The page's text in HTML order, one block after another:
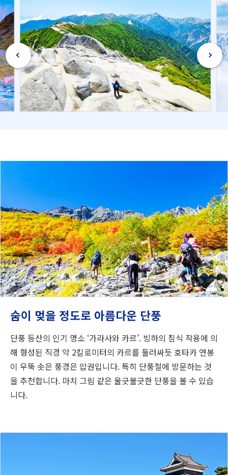
숨이 멎을 정도로 아름다운 단풍
단풍 등산의 인기 명소 ‘가라사와 카르’. 빙하의 침식 작용에 의
해 형성된 직경 약 2킬로미터의 카르를 둘러싸듯 호타카 연봉
이 우뚝 솟은 풍경은 압권입니다. 특히 단풍철에 방문하는 것
을 추천합니다. 마치 그림 같은 울긋불긋한 단풍을 볼 수 있습
니다.